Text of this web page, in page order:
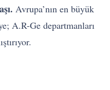
Avrupa’nın en büyük
A.R-Ge departmanları